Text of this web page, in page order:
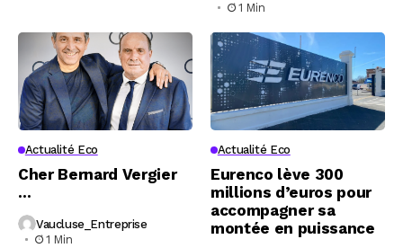
1 Min
Actualité Eco
Cher Bernard Vergier
…
Vaucluse_Entreprise
1 Min
Actualité Eco
Eurenco lève 300
millions d’euros pour
accompagner sa
montée en puissance